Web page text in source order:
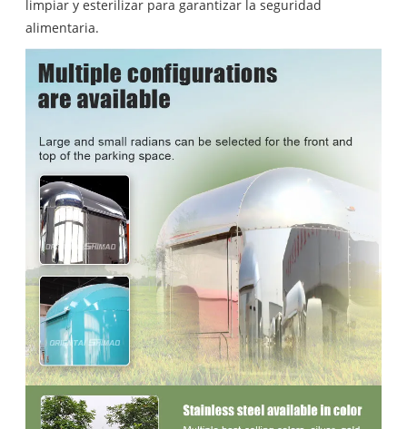
limpiar y esterilizar para garantizar la seguridad
alimentaria.